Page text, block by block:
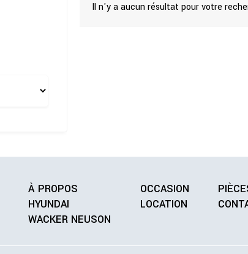
Il n'y a aucun résultat pour votre
À PROPOS
HYUNDAI
WACKER NEUSON
OCCASION
LOCATION